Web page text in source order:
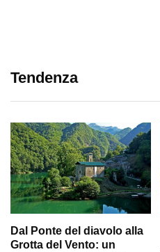
Tendenza
Dal Ponte del diavolo alla
Grotta del Vento: un